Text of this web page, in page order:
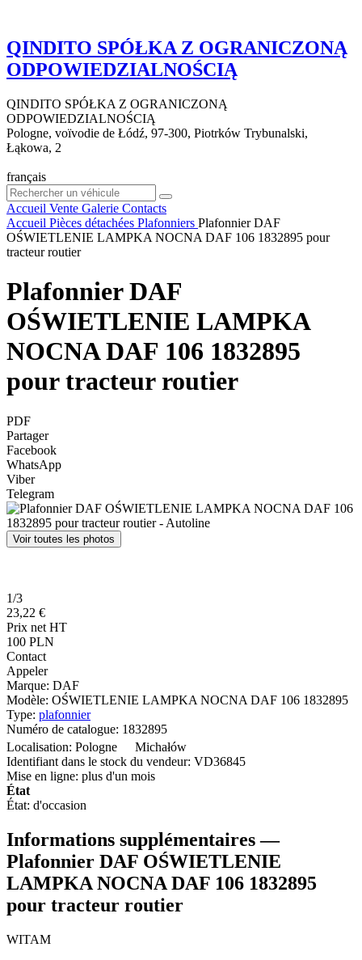
QINDITO SPÓŁKA Z OGRANICZONĄ
ODPOWIEDZIALNOŚCIĄ
QINDITO SPÓŁKA Z OGRANICZONĄ
ODPOWIEDZIALNOŚCIĄ
Pologne, voïvodie de Łódź, 97-300, Piotrków Trybunalski,
Łąkowa, 2
français
Accueil Vente Galerie Contacts
Accueil Pièces détachées Plafonniers Plafonnier DAF
OŚWIETLENIE LAMPKA NOCNA DAF 106 1832895 pour
tracteur routier
Plafonnier DAF
OŚWIETLENIE LAMPKA
NOCNA DAF 106 1832895
pour tracteur routier
PDF
Partager
Facebook
WhatsApp
Viber
Telegram
Voir toutes les photos
1/3
23,22 €
Prix net HT
100 PLN
Contact
Appeler
Marque: DAF
Modèle: OŚWIETLENIE LAMPKA NOCNA DAF 106 1832895
Type: plafonnier
Numéro de catalogue: 1832895
Localisation: Pologne
Michałów
Identifiant dans le stock du vendeur: VD36845
Mise en ligne: plus d'un mois
État
État: d'occasion
Informations supplémentaires —
Plafonnier DAF OŚWIETLENIE
LAMPKA NOCNA DAF 106 1832895
pour tracteur routier
WITAM